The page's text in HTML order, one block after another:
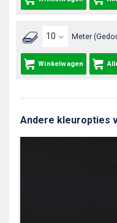
Meter
Winkelwagen
Andere kleuropties